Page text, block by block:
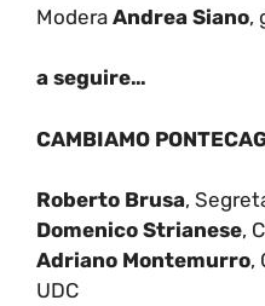
Modera Andrea Siano,
a seguire…
CAMBIAMO
Roberto Brusa,
Domenico Strianese,
Adriano Montemurro,
UDC